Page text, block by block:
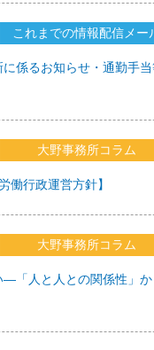
これまでの情報配信メー
係るお知らせ・通勤手
大野事務所コラム
働行政運営方針】
大野事務所コラム
「人と人との関係性」か